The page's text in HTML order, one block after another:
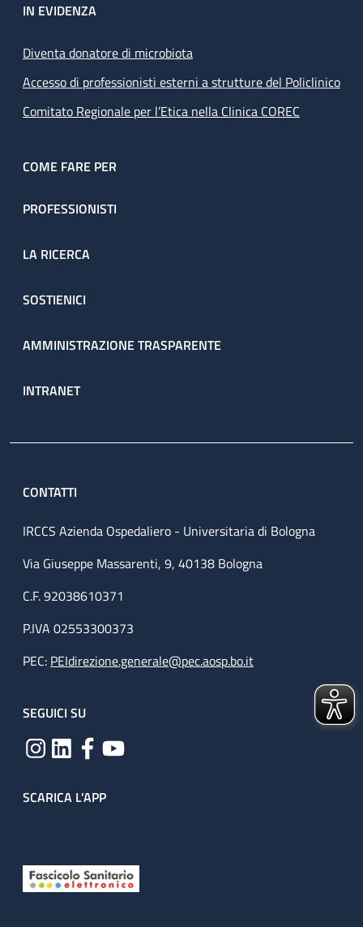
IN EVIDENZA
Diventa donatore di microbiota
Accesso di professionisti esterni a strutture del Policlinico
Comitato Regionale per l’Etica nella Clinica COREC
COME FARE PER
PROFESSIONISTI
LA RICERCA
SOSTIENICI
AMMINISTRAZIONE TRASPARENTE
INTRANET
CONTATTI
IRCCS Azienda Ospedaliero - Universitaria di Bologna
Via Giuseppe Massarenti, 9, 40138 Bologna
C.F. 92038610371
P.IVA 02553300373
PEC: PEIdirezione.generale@pec.aosp.bo.it
SEGUICI SU
SCARICA L'APP